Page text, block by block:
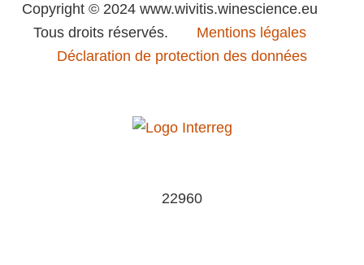
Copyright © 2024 www.wivitis.winescience.eu
Tous droits réservés. Mentions légales
Déclaration de protection des données
22960